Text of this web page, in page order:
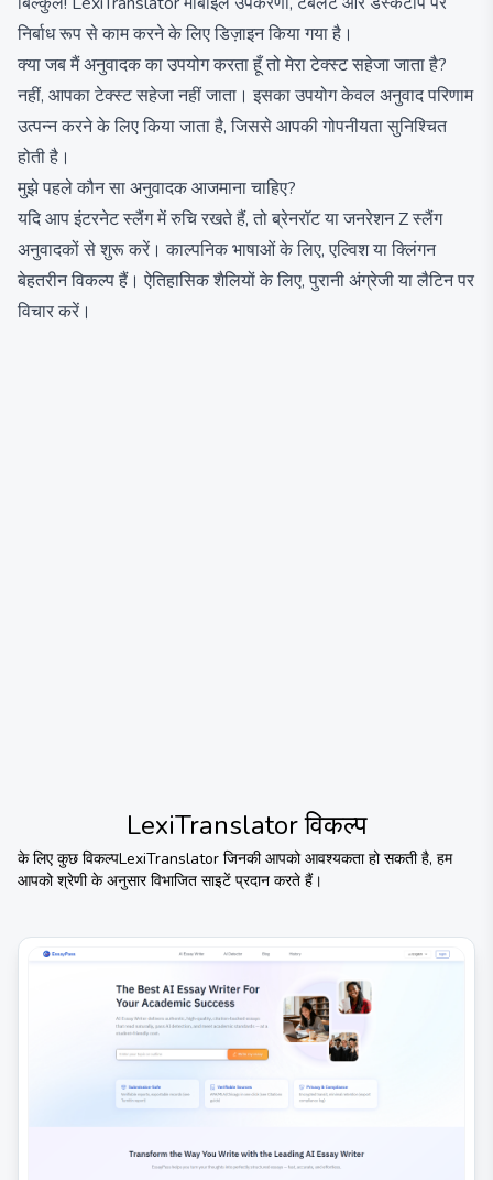
निर्बाध रूप से काम करने के लिए डिज़ाइन किया गया है।
क्या जब मैं अनुवादक का उपयोग करता हूँ तो मेरा टेक्स्ट सहेजा जाता है?
नहीं, आपका टेक्स्ट सहेजा नहीं जाता। इसका उपयोग केवल अनुवाद परिणाम
उत्पन्न करने के लिए किया जाता है, जिससे आपकी गोपनीयता सुनिश्चित
होती है।
मुझे पहले कौन सा अनुवादक आजमाना चाहिए?
यदि आप इंटरनेट स्लैंग में रुचि रखते हैं, तो ब्रेनरॉट या जनरेशन Z स्लैंग
अनुवादकों से शुरू करें। काल्पनिक भाषाओं के लिए, एल्विश या क्लिंगन
बेहतरीन विकल्प हैं। ऐतिहासिक शैलियों के लिए, पुरानी अंग्रेजी या लैटिन पर
विचार करें।
LexiTranslatorविकल्प
के लिए कुछ विकल्पLexiTranslator जिनकी आपको आवश्यकता हो सकती है, हम
आपको श्रेणी के अनुसार विभाजित साइटें प्रदान करते हैं।